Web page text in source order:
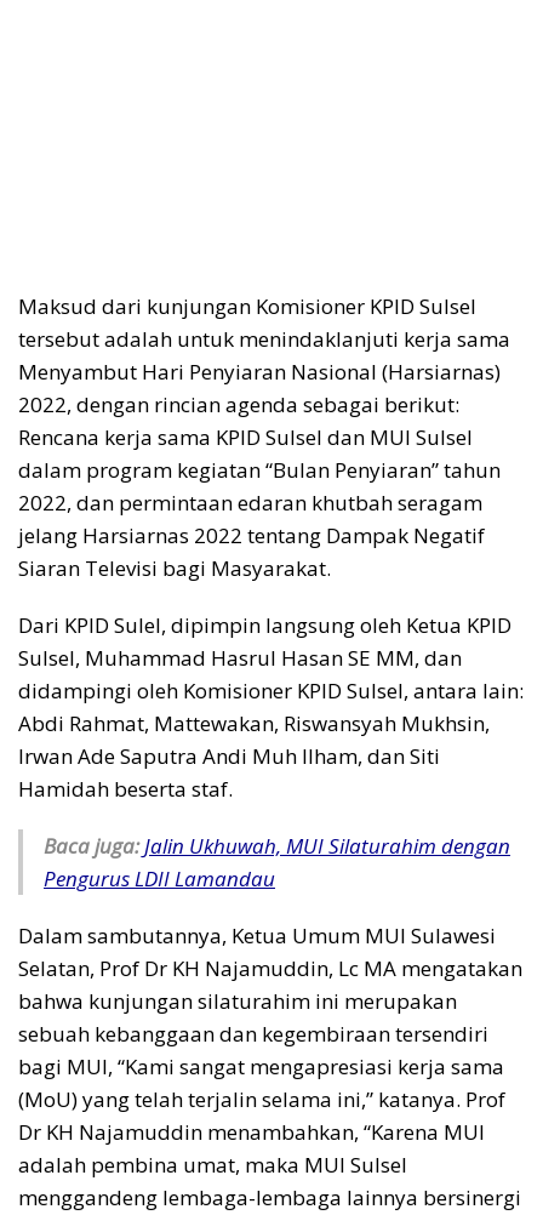
Maksud dari kunjungan Komisioner KPID Sulsel
tersebut adalah untuk menindaklanjuti kerja sama
Menyambut Hari Penyiaran Nasional (Harsiarnas)
2022, dengan rincian agenda sebagai berikut:
Rencana kerja sama KPID Sulsel dan MUI Sulsel
dalam program kegiatan “Bulan Penyiaran” tahun
2022, dan permintaan edaran khutbah seragam
jelang Harsiarnas 2022 tentang Dampak Negatif
Siaran Televisi bagi Masyarakat.
Dari KPID Sulel, dipimpin langsung oleh Ketua KPID
Sulsel, Muhammad Hasrul Hasan SE MM, dan
didampingi oleh Komisioner KPID Sulsel, antara lain:
Abdi Rahmat, Mattewakan, Riswansyah Mukhsin,
Irwan Ade Saputra Andi Muh Ilham, dan Siti
Hamidah beserta staf.
Baca juga:Jalin Ukhuwah, MUI Silaturahim dengan
Pengurus LDII Lamandau
Dalam sambutannya, Ketua Umum MUI Sulawesi
Selatan, Prof Dr KH Najamuddin, Lc MA mengatakan
bahwa kunjungan silaturahim ini merupakan
sebuah kebanggaan dan kegembiraan tersendiri
bagi MUI, “Kami sangat mengapresiasi kerja sama
(MoU) yang telah terjalin selama ini,” katanya. Prof
Dr KH Najamuddin menambahkan, “Karena MUI
adalah pembina umat, maka MUI Sulsel
menggandeng lembaga-lembaga lainnya bersinergi